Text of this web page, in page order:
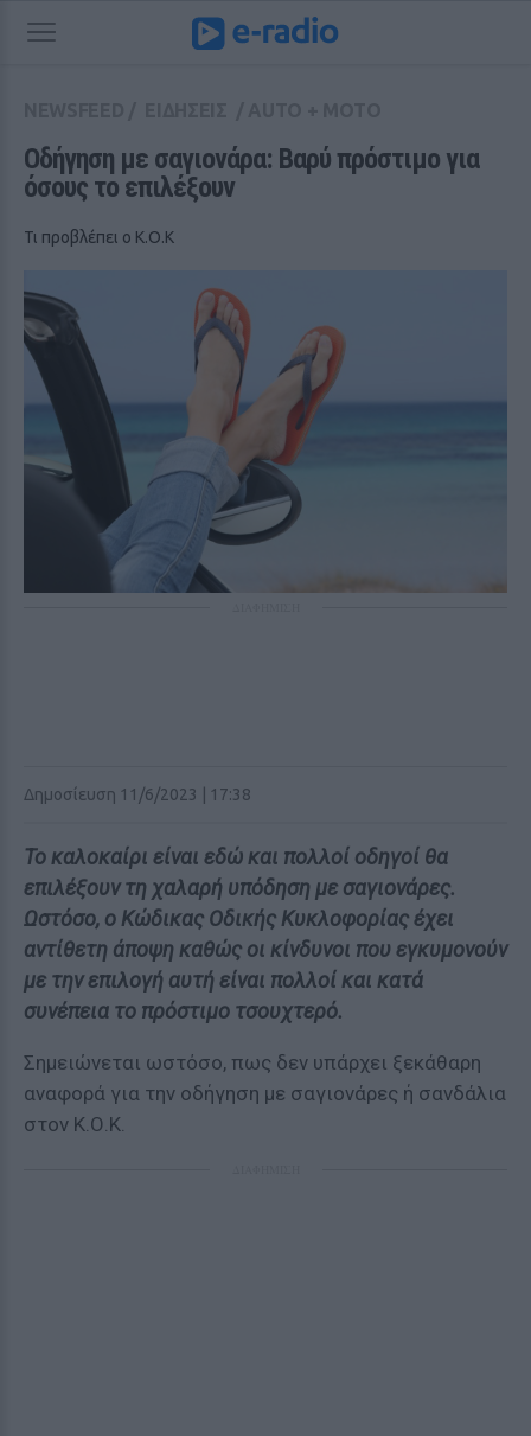
Οδήγηση με σαγιονάρα: Βαρύ πρόστιμο για
όσους το επιλέξουν
Τι προβλέπει ο Κ.Ο.Κ
Δημοσίευση 11/6/2023 | 17:38
Το καλοκαίρι είναι εδώ και πολλοί οδηγοί θα
επιλέξουν τη χαλαρή υπόδηση με σαγιονάρες.
Ωστόσο, ο Κώδικας Οδικής Κυκλοφορίας έχει
αντίθετη άποψη καθώς οι κίνδυνοι που εγκυμονούν
με την επιλογή αυτή είναι πολλοί και κατά
συνέπεια το πρόστιμο τσουχτερό.
Σημειώνεται ωστόσο, πως δεν υπάρχει ξεκάθαρη
αναφορά για την οδήγηση με σαγιονάρες ή σανδάλια
στον Κ.Ο.Κ.